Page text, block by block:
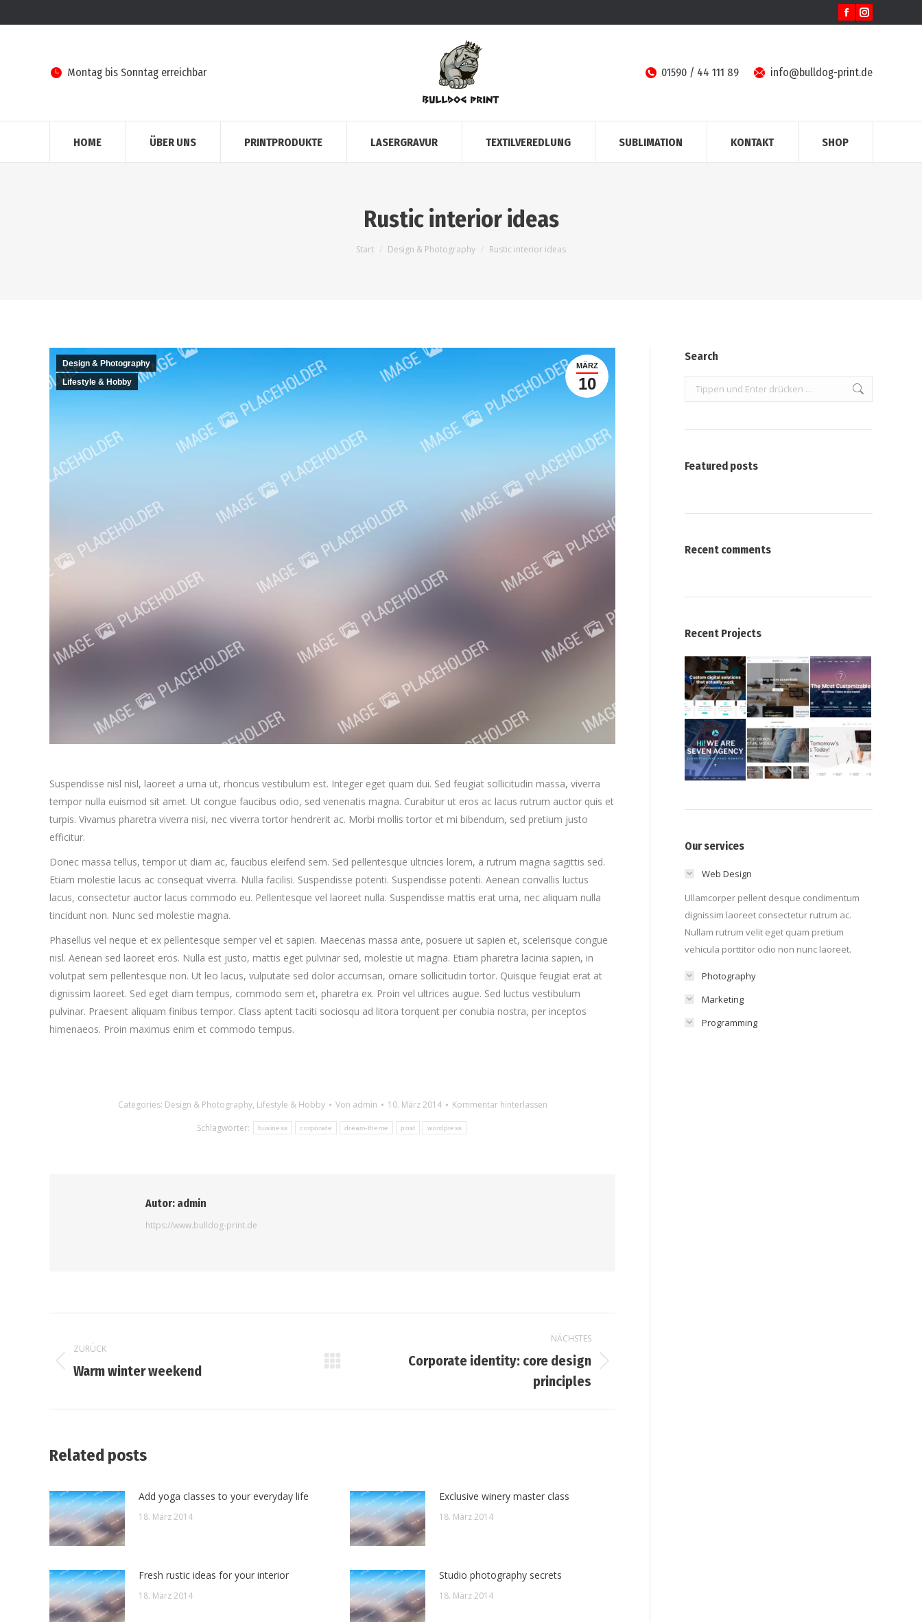
Facebook
in
Instagram
in
Montag bis Sonntag erreichbar 01590 / 44 111 89 info@bulldog-print.de
HOME ÜBER UNS PRINTPRODUKTE LASERGRAVUR TEXTILVEREDLUNG SUBLIMATION KONTAKT SHOP
Rustic interior ideas
Sie befinden sich hier:
Start Design & Photography Rustic interior ideas
MÄRZ
10
Design & Photography
Lifestyle & Hobby
Suspendisse nisl nisl, laoreet a urna ut, rhoncus vestibulum est. Integer eget quam dui. Sed feugiat sollicitudin massa, viverra
tempor nulla euismod sit amet. Ut congue faucibus odio, sed venenatis magna. Curabitur ut eros ac lacus rutrum auctor quis et
turpis. Vivamus pharetra viverra nisi, nec viverra tortor hendrerit ac. Morbi mollis tortor et mi bibendum, sed pretium justo
efficitur.
Donec massa tellus, tempor ut diam ac, faucibus eleifend sem. Sed pellentesque ultricies lorem, a rutrum magna sagittis sed.
Etiam molestie lacus ac consequat viverra. Nulla facilisi. Suspendisse potenti. Suspendisse potenti. Aenean convallis luctus
lacus, consectetur auctor lacus commodo eu. Pellentesque vel laoreet nulla. Suspendisse mattis erat urna, nec aliquam nulla
tincidunt non. Nunc sed molestie magna.
Phasellus vel neque et ex pellentesque semper vel et sapien. Maecenas massa ante, posuere ut sapien et, scelerisque congue
nisl. Aenean sed laoreet eros. Nulla est justo, mattis eget pulvinar sed, molestie ut magna. Etiam pharetra lacinia sapien, in
volutpat sem pellentesque non. Ut leo lacus, vulputate sed dolor accumsan, ornare sollicitudin tortor. Quisque feugiat erat at
dignissim laoreet. Sed eget diam tempus, commodo sem et, pharetra ex. Proin vel ultrices augue. Sed luctus vestibulum
pulvinar. Praesent aliquam finibus tempor. Class aptent taciti sociosqu ad litora torquent per conubia nostra, per inceptos
himenaeos. Proin maximus enim et commodo tempus.
Categories: Design & Photography, Lifestyle & Hobby Von admin 10. März 2014
Kommentar hinterlassen
Schlagwörter:
business corporate dream-theme post wordpress
Autor: admin
https://www.bulldog-print.de
ZURÜCK
Vorheriger
Warm winter weekend
NÄCHSTES
Corporate identity: core design
principles
Related posts
Add yoga classes to your everyday life
18. März 2014
Exclusive winery master class
18. März 2014
Fresh rustic ideas for your interior
18. März 2014
Studio photography secrets
18. März 2014
Search
Search:
Featured posts
Recent comments
Recent Projects
Our services
Web Design
Ullamcorper pellent desque condimentum
dignissim laoreet consectetur rutrum ac.
Nullam rutrum velit eget quam pretium
vehicula porttitor odio non nunc laoreet.
Photography
Marketing
Programming